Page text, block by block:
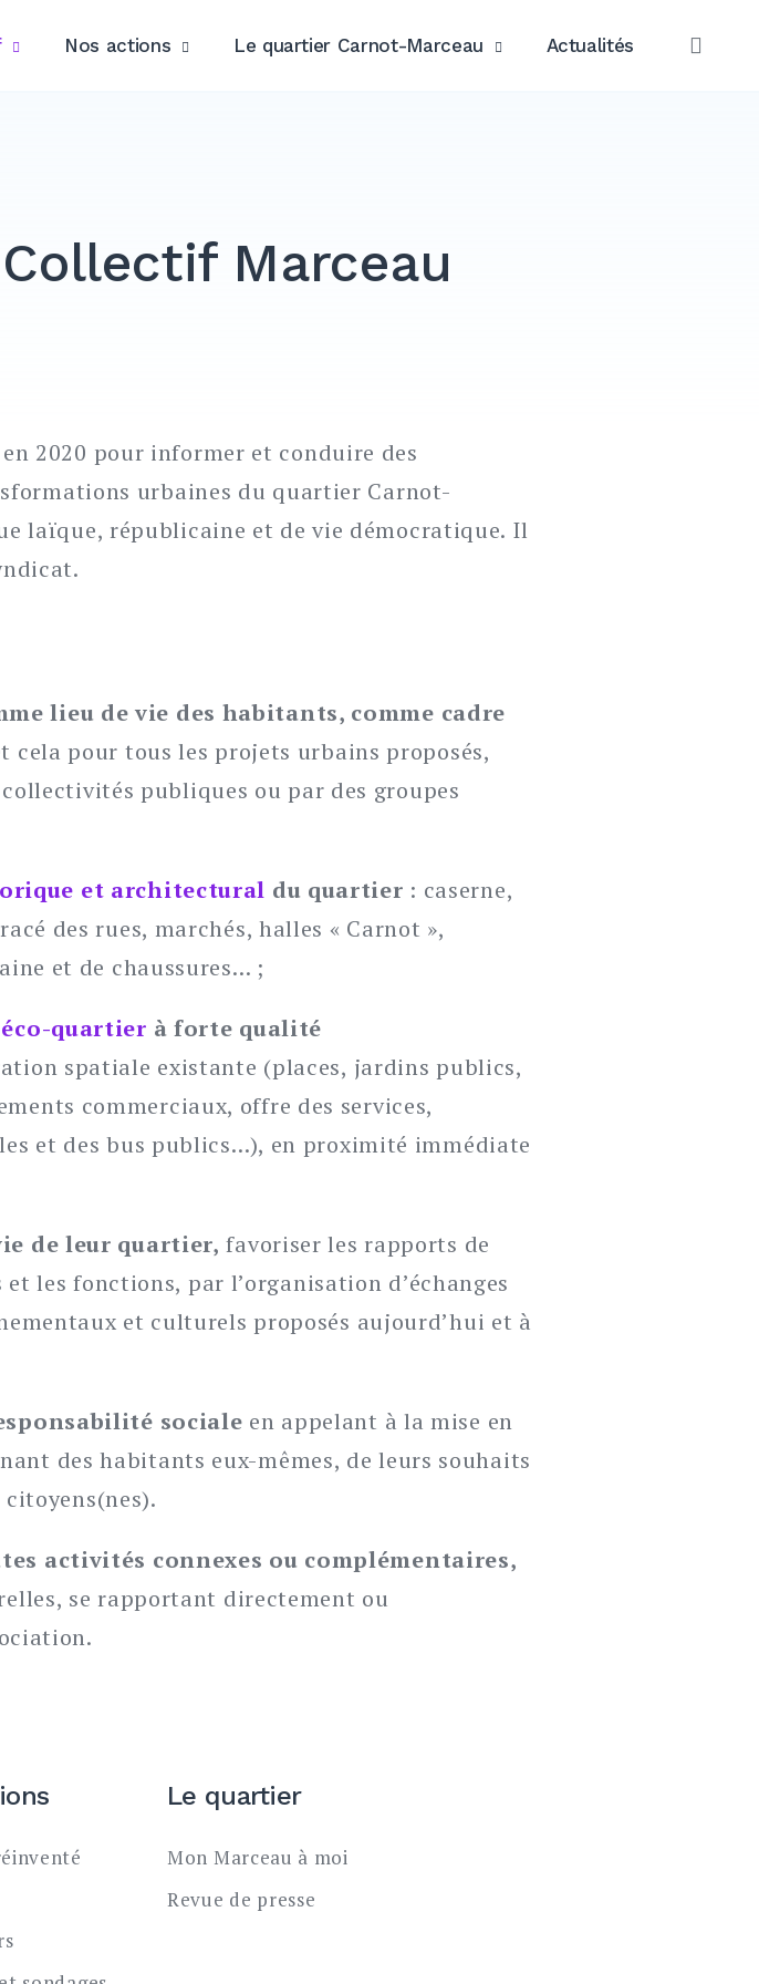
Nos actions Le quartier Carnot-Marceau Actualités
Marceau
2020 pour informer et conduire des
urbaines du quartier Carnot-
laïque, républicaine et de vie démocratique. Il
lieu de vie des habitants, comme cadre
cela pour tous les projets urbains proposés,
publiques ou par des groupes
et architectural du quartier : caserne,
des rues, marchés, halles « Carnot »,
et de chaussures… ;
quartier à forte qualité
spatiale existante (places, jardins publics,
commerciaux, offre des services,
et des bus publics…), en proximité immédiate
de leur quartier, favoriser les rapports de
les fonctions, par l’organisation d’échanges
et culturels proposés aujourd’hui et à
sociale en appelant à la mise en
des habitants eux-mêmes, de leurs souhaits
activités connexes ou complémentaires,
se rapportant directement ou
Le quartier
Mon Marceau à moi
Revue de presse